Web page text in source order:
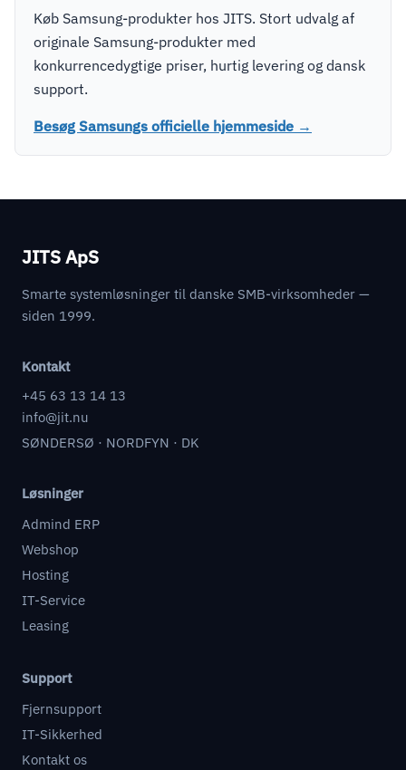
Køb Samsung-produkter hos JITS. Stort udvalg af
originale Samsung-produkter med
konkurrencedygtige priser, hurtig levering og dansk
support.
Besøg Samsungs officielle hjemmeside →
JITS ApS
Smarte systemløsninger til danske SMB-virksomheder —
siden 1999.
Kontakt
+45 63 13 14 13
info@jit.nu
SØNDERSØ · NORDFYN · DK
Løsninger
Admind ERP
Webshop
Hosting
IT-Service
Leasing
Support
Fjernsupport
IT-Sikkerhed
Kontakt os